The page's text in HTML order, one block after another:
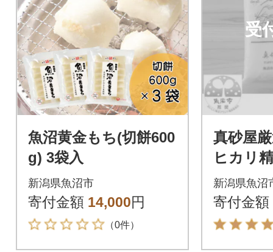
魚沼黄金もち(切餅600
g) 3袋入
新潟県魚沼市
寄付金額 14,000円
（0件）
受
真砂屋
ヒカリ
産杵つ
00g×2)
新潟県魚沼
寄付金額